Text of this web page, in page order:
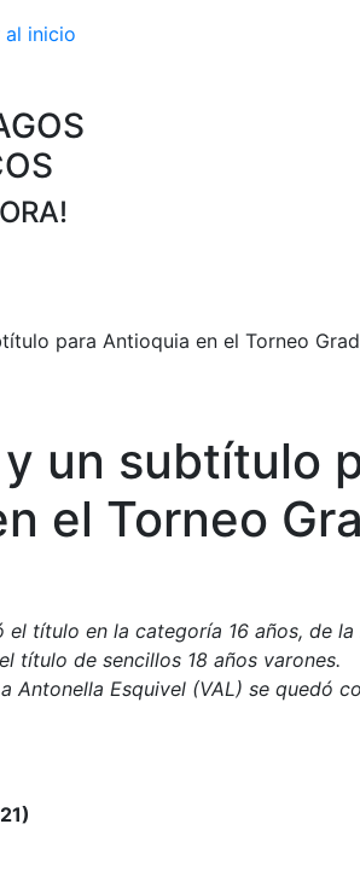
para Antioquia en el Torneo
un subtítulo
el Torneo
el título en la categoría 16 años, de
título de sencillos 18 años varones.
Antonella Esquivel (VAL) se quedó